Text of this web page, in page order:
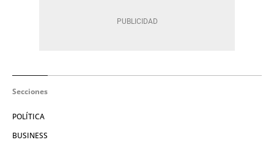
Secciones
POLÍTICA
BUSINESS